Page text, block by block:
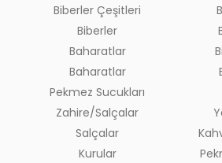
Biberler Çeşitleri
Biberler
Baharatlar
Baharatlar
Pekmez Sucukları
Zahire/Salçalar
Salçalar
Kurular